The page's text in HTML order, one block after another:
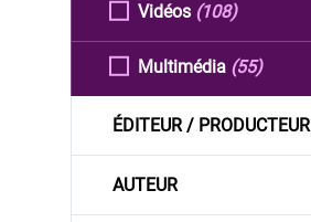
Vidéos (108)
Multimédia (55)
ÉDITEUR / PRODUCTEUR
AUTEUR